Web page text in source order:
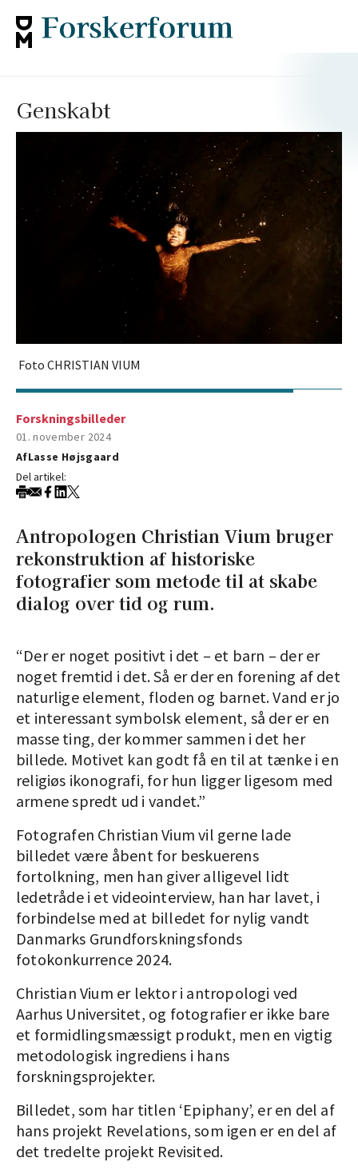
Genskabt
Foto CHRISTIAN VIUM
Forskningsbilleder
01. november 2024
AfLasse Højsgaard
Del artikel:
Antropologen Christian Vium bruger
rekonstruktion af historiske
fotografier som metode til at skabe
dialog over tid og rum.
“Der er noget positivt i det – et barn – der er
noget fremtid i det. Så er der en forening af det
naturlige element, floden og barnet. Vand er jo
et interessant symbolsk element, så der er en
masse ting, der kommer sammen i det her
billede. Motivet kan godt få en til at tænke i en
religiøs ikonografi, for hun ligger ligesom med
armene spredt ud i vandet.”
Fotografen Christian Vium vil gerne lade
billedet være åbent for beskuerens
fortolkning, men han giver alligevel lidt
ledetråde i et videointerview, han har lavet, i
forbindelse med at billedet for nylig vandt
Danmarks Grundforskningsfonds
fotokonkurrence 2024.
Christian Vium er lektor i antropologi ved
Aarhus Universitet, og fotografier er ikke bare
et formidlingsmæssigt produkt, men en vigtig
metodologisk ingrediens i hans
forskningsprojekter.
Billedet, som har titlen ‘Epiphany’, er en del af
hans projekt Revelations, som igen er en del af
det tredelte projekt Revisited.